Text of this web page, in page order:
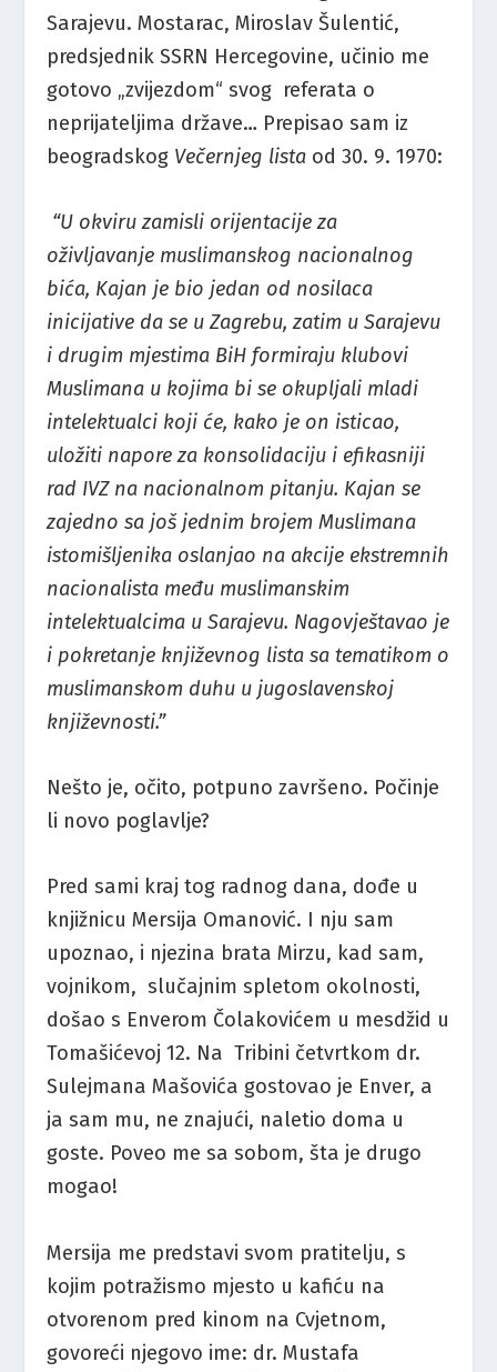
Sarajevu. Mostarac, Miroslav Šulentić,
predsjednik SSRN Hercegovine, učinio me
gotovo „zvijezdom“ svog referata o
neprijateljima države… Prepisao sam iz
beogradskog Večernjeg lista od 30. 9. 1970:
“U okviru zamisli orijentacije za
oživljavanje muslimanskog nacionalnog
bića, Kajan je bio jedan od nosilaca
inicijative da se u Zagrebu, zatim u Sarajevu
i drugim mjestima BiH formiraju klubovi
Muslimana u kojima bi se okupljali mladi
intelektualci koji će, kako je on isticao,
uložiti napore za konsolidaciju i efikasniji
rad IVZ na nacionalnom pitanju. Kajan se
zajedno sa još jednim brojem Muslimana
istomišljenika oslanjao na akcije ekstremnih
nacionalista među muslimanskim
intelektualcima u Sarajevu. Nagovještavao je
i pokretanje književnog lista sa tematikom o
muslimanskom duhu u jugoslavenskoj
književnosti.”
Nešto je, očito, potpuno završeno. Počinje
li novo poglavlje?
Pred sami kraj tog radnog dana, dođe u
knjižnicu Mersija Omanović. I nju sam
upoznao, i njezina brata Mirzu, kad sam,
vojnikom, slučajnim spletom okolnosti,
došao s Enverom Čolakovićem u mesdžid u
Tomašićevoj 12. Na Tribini četvrtkom dr.
Sulejmana Mašovića gostovao je Enver, a
ja sam mu, ne znajući, naletio doma u
goste. Poveo me sa sobom, šta je drugo
mogao!
Mersija me predstavi svom pratitelju, s
kojim potražismo mjesto u kafiću na
otvorenom pred kinom na Cvjetnom,
govoreći njegovo ime: dr. Mustafa